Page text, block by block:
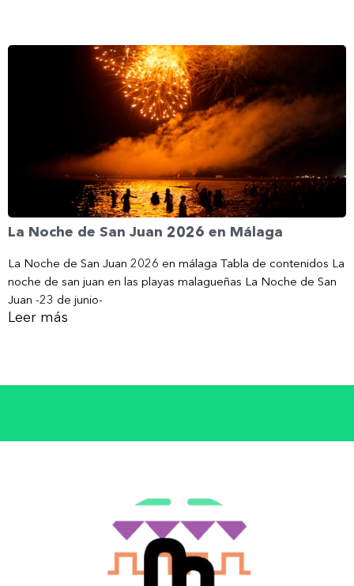
La Noche de San Juan 2026 en Málaga
La Noche de San Juan 2026 en málaga Tabla de contenidos La
noche de san juan en las playas malagueñas La Noche de San
Juan -23 de junio-
Leer más